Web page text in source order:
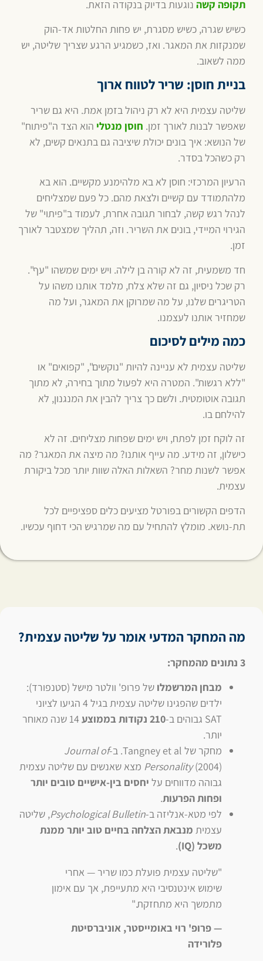
תקופה קשה נוגעות בדיוק בנקודה הזאת.
כשיש שגרה, כשיש מסגרת, יש פחות החלטות אד-הוק
שמנקזות את המאגר. ואז, כשמגיע הרגע שצריך שליטה, יש
ממה לשאוב.
בניית חוסן: שריר לטווח ארוך
שליטה עצמית היא לא רק ניהול בזמן אמת. היא גם שריר
שאפשר לבנות לאורך זמן. חוסן מנטלי הוא הצד ה"פיתוח"
של הנושא: איך בונים יכולת שיציבה גם בתנאים קשים, לא
רק כשהכל בסדר.
הרעיון המרכזי: חוסן לא בא מלהימנע מקשיים. הוא בא
מלהתמודד עם קשיים ולצאת מהם. כל פעם שמצליחים
לנהל רגש קשה, לבחור תגובה אחרת, לעמוד ב"פיתוי" של
הגירוי המיידי, בונים את השריר. וזה, תהליך שמצטבר לאורך
זמן.
חד משמעית, זה לא קורה בן לילה. ויש ימים שמשהו "עף".
רק שכל ניסיון, גם זה שלא צלח, מלמד אותנו משהו על
הטריגרים שלנו, על מה שמרוקן את המאגר, ועל מה
שמחזיר אותנו לעצמנו.
כמה מילים לסיכום
שליטה עצמית לא עניינה להיות "נוקשים", "קפואים" או
"ללא רגשות". המטרה היא לפעול מתוך בחירה, לא מתוך
תגובה אוטומטית. ולשם כך צריך להבין את המנגנון, לא
להילחם בו.
זה לוקח זמן לפתח, ויש ימים שפחות מצליחים. זה לא
כישלון, זה מידע. מה עייף אותנו? מה מיצה את המאגר? מה
אפשר לשנות מחר? השאלות האלה שוות יותר מכל ביקורת
עצמית.
הדפים הקשורים בפורטל מציעים כלים ספציפיים לכל
תת-נושא. מומלץ להתחיל עם מה שמרגיש הכי דחוף עכשיו.
מה המחקר המדעי אומר על שליטה עצמית?
3 נתונים מהמחקר:
מבחן המרשמלו של פרופ' וולטר מישל (סטנפורד):
ילדים שהפגינו שליטה עצמית בגיל 4 הגיעו לציוני
SAT גבוהים ב-
210 נקודות בממוצע
14 שנה מאוחר
יותר.
מחקר של Tangney et al. ב-
Journal of
Personality (2004) מצא שאנשים עם שליטה עצמית
גבוהה מדווחים על יחסים בין-אישיים טובים יותר
ופחות הפרעות.
לפי מטא-אנליזה ב-Psychological Bulletin, שליטה
עצמית מנבאת הצלחה בחיים טוב יותר ממנת
משכל (IQ)
.
"שליטה עצמית פועלת כמו שריר — אחרי
שימוש אינטנסיבי היא מתעייפת, אך עם אימון
מתמשך היא מתחזקת."
— פרופ' רוי באומייסטר, אוניברסיטת
פלורידה